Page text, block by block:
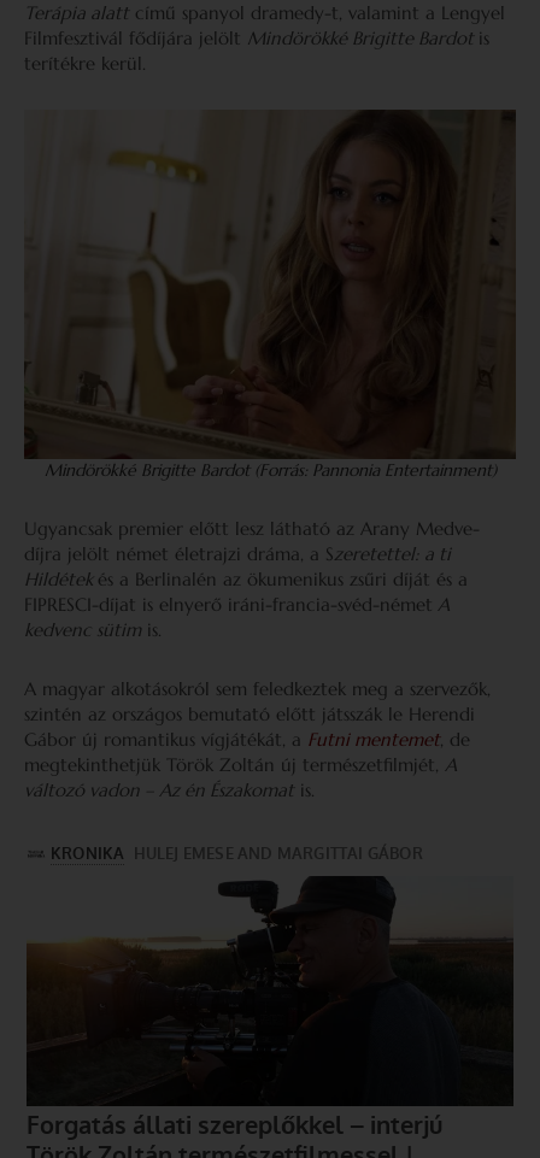
Terápia alatt című spanyol dramedy-t, valamint a Lengyel
Filmfesztivál fődíjára jelölt Mindörökké Brigitte Bardot is
terítékre kerül.
Mindörökké Brigitte Bardot (Forrás: Pannonia Entertainment)
Ugyancsak premier előtt lesz látható az Arany Medve-
díjra jelölt német életrajzi dráma, a Szeretettel: a ti
Hildétek és a Berlinalén az ökumenikus zsűri díját és a
FIPRESCI-díjat is elnyerő iráni-francia-svéd-német A
kedvenc sütim is.
A magyar alkotásokról sem feledkeztek meg a szervezők,
szintén az országos bemutató előtt játsszák le Herendi
Gábor új romantikus vígjátékát, a Futni mentemet, de
megtekinthetjük Török Zoltán új természetfilmjét, A
változó vadon – Az én Északomat is.